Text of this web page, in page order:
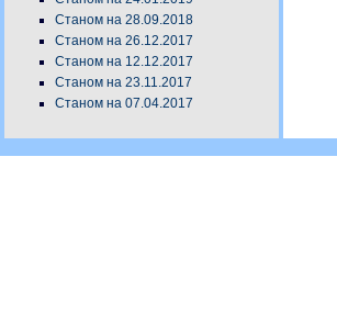
Станом на 28.09.2018
Станом на 26.12.2017
Станом на 12.12.2017
Станом на 23.11.2017
Станом на 07.04.2017